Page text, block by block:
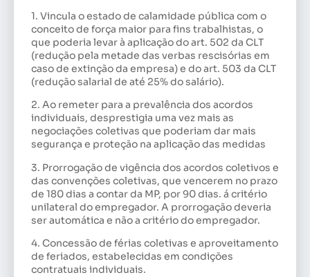
1. Vincula o estado de calamidade pública com o
conceito de força maior para fins trabalhistas, o
que poderia levar à aplicação do art. 502 da CLT
(redução pela metade das verbas rescisórias em
caso de extinção da empresa) e do art. 503 da CLT
(redução salarial de até 25% do salário).
2. Ao remeter para a prevalência dos acordos
individuais, desprestigia uma vez mais as
negociações coletivas que poderiam dar mais
segurança e proteção na aplicação das medidas
3. Prorrogação de vigência dos acordos coletivos e
das convenções coletivas, que vencerem no prazo
de 180 dias a contar da MP, por 90 dias. á critério
unilateral do empregador. A prorrogação deveria
ser automática e não a critério do empregador.
4. Concessão de férias coletivas e aproveitamento
de feriados, estabelecidas em condições
contratuais individuais.